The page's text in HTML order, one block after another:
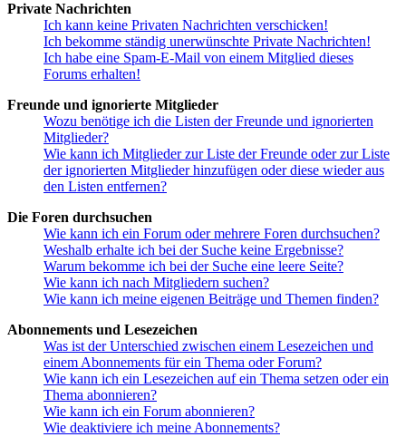
Private Nachrichten
Ich kann keine Privaten Nachrichten verschicken!
Ich bekomme ständig unerwünschte Private Nachrichten!
Ich habe eine Spam-E-Mail von einem Mitglied dieses
Forums erhalten!
Freunde und ignorierte Mitglieder
Wozu benötige ich die Listen der Freunde und ignorierten
Mitglieder?
Wie kann ich Mitglieder zur Liste der Freunde oder zur Liste
der ignorierten Mitglieder hinzufügen oder diese wieder aus
den Listen entfernen?
Die Foren durchsuchen
Wie kann ich ein Forum oder mehrere Foren durchsuchen?
Weshalb erhalte ich bei der Suche keine Ergebnisse?
Warum bekomme ich bei der Suche eine leere Seite?
Wie kann ich nach Mitgliedern suchen?
Wie kann ich meine eigenen Beiträge und Themen finden?
Abonnements und Lesezeichen
Was ist der Unterschied zwischen einem Lesezeichen und
einem Abonnements für ein Thema oder Forum?
Wie kann ich ein Lesezeichen auf ein Thema setzen oder ein
Thema abonnieren?
Wie kann ich ein Forum abonnieren?
Wie deaktiviere ich meine Abonnements?